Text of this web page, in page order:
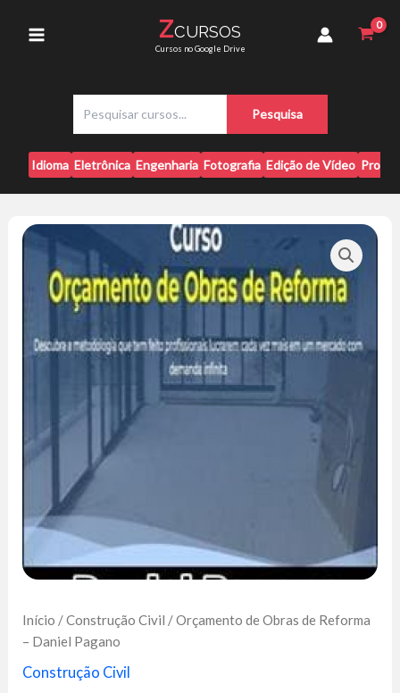
Menu
ZCURSOS
Cursos no Google Drive
s
q
u
i
a
r
Pesquisa
Idioma Eletrônica Engenharia Fotografia Edição de Vídeo
Início /Construção Civil / Orçamento de Obras de Reforma
– Daniel Pagano
Construção Civil
Reforma